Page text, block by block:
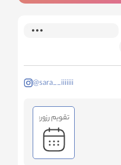
@sara__iiiiiii
تقویم رزور: